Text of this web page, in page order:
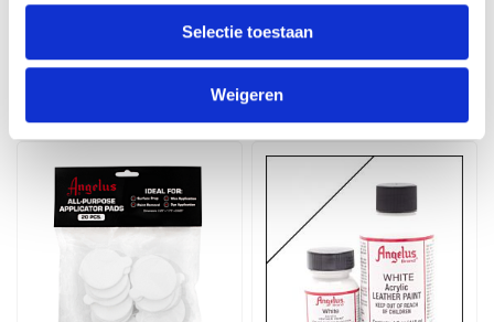
Selectie toestaan
Weigeren
Vanaf € 4,95 Vanaf € 6,45